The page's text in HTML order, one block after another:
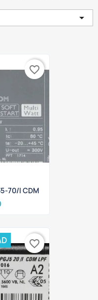

70/I CDM
favorite_border
favorite_border